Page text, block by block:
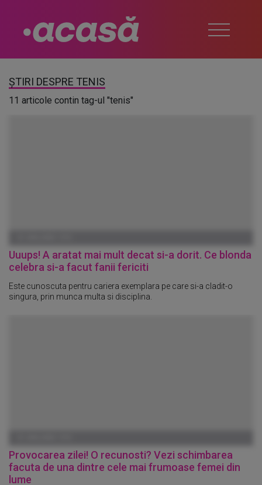
ȘTIRI DESPRE TENIS
11 articole contin tag-ul "tenis"
Uuups! A aratat mai mult decat si-a dorit. Ce blonda
celebra si-a facut fanii fericiti
Este cunoscuta pentru cariera exemplara pe care si-a cladit-o
singura, prin munca multa si disciplina.
Provocarea zilei! O recunosti? Vezi schimbarea
facuta de una dintre cele mai frumoase femei din
lume